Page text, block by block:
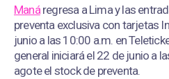
Manáregresa a Lima y las
preventa exclusiva con tarjetas
junio a las 10:00 a.m. en
general iniciará el 22 de junio a
agote el stock de preventa.